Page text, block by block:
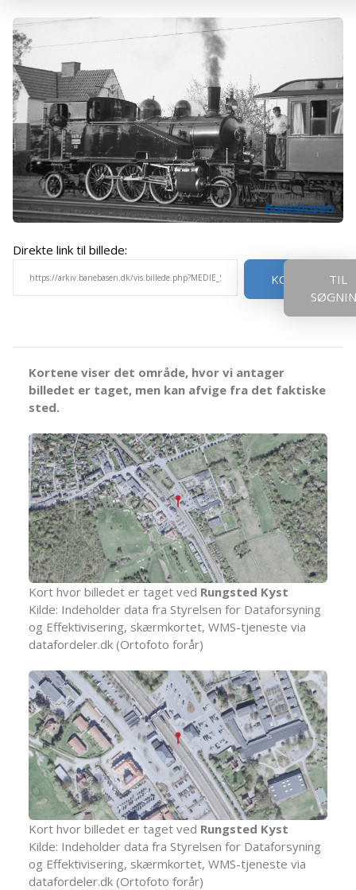
Direkte link til billede:
KOPIER
TIL
Kortene viser det område, hvor vi antager
billedet er taget, men kan afvige fra det faktiske
sted.
Kort hvor billedet er taget ved Rungsted Kyst
Kilde: Indeholder data fra Styrelsen for Dataforsyning
og Effektivisering, skærmkortet, WMS-tjeneste via
datafordeler.dk (Ortofoto forår)
Kort hvor billedet er taget ved Rungsted Kyst
Kilde: Indeholder data fra Styrelsen for Dataforsyning
og Effektivisering, skærmkortet, WMS-tjeneste via
datafordeler.dk (Ortofoto forår)